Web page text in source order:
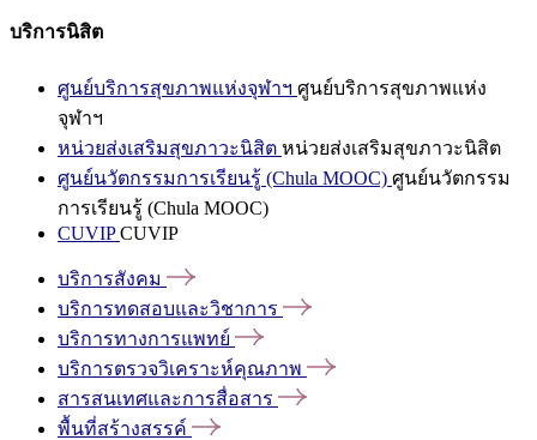
บริการนิสิต
ศูนย์บริการสุขภาพแห่งจุฬาฯ ศูนย์บริการสุขภาพแห่ง
จุฬาฯ
หน่วยส่งเสริมสุขภาวะนิสิต หน่วยส่งเสริมสุขภาวะนิสิต
ศูนย์นวัตกรรมการเรียนรู้ (Chula MOOC) ศูนย์นวัตกรรม
การเรียนรู้ (Chula MOOC)
CUVIPCUVIP
บริการสังคม
บริการทดสอบและวิชาการ
บริการทางการแพทย์
บริการตรวจวิเคราะห์คุณภาพ
สารสนเทศและการสื่อสาร
พื้นที่สร้างสรรค์